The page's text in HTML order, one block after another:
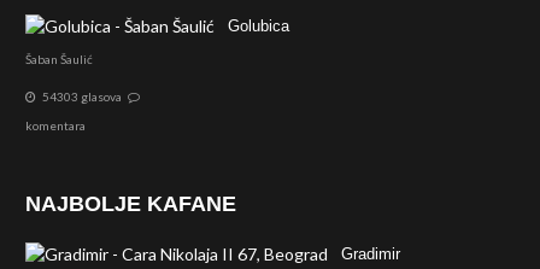
Golubica
Šaban Šaulić
54303 glasova
komentara
NAJBOLJE KAFANE
Gradimir